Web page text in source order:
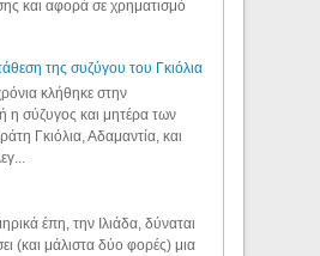
και αφορά σε χρηματισμό
της συζύγου του Γκιόλια
κλήθηκε στην
η σύζυγος και μητέρα των
Γκιόλια, Αδαμαντία, και
έπη, την Ιλιάδα, δύναται
(και μάλιστα δύο φορές) μια